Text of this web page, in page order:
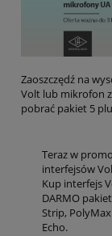
Zaoszczędź na
Volt lub mikrofon
pobrać pakiet 5
Teraz w
interfejsów
Kup interfejs
DARMO
Strip,
Echo.